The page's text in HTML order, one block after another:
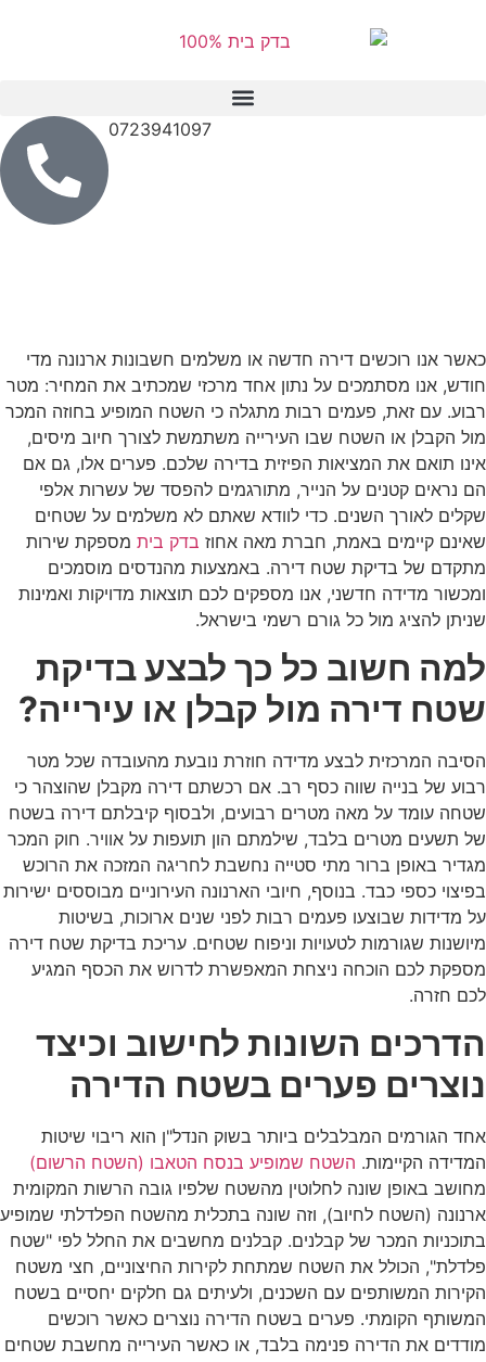
0723941097
כאשר אנו רוכשים דירה חדשה או משלמים חשבונות ארנונה מדי
חודש, אנו מסתמכים על נתון אחד מרכזי שמכתיב את המחיר: מטר
רבוע. עם זאת, פעמים רבות מתגלה כי השטח המופיע בחוזה המכר
מול הקבלן או השטח שבו העירייה משתמשת לצורך חיוב מיסים,
אינו תואם את המציאות הפיזית בדירה שלכם. פערים אלו, גם אם
הם נראים קטנים על הנייר, מתורגמים להפסד של עשרות אלפי
שקלים לאורך השנים. כדי לוודא שאתם לא משלמים על שטחים
שאינם קיימים באמת, חברת מאה אחוז בדק בית מספקת שירות
מתקדם של בדיקת שטח דירה. באמצעות מהנדסים מוסמכים
ומכשור מדידה חדשני, אנו מספקים לכם תוצאות מדויקות ואמינות
שניתן להציג מול כל גורם רשמי בישראל.
למה חשוב כל כך לבצע בדיקת
שטח דירה מול קבלן או עירייה?
הסיבה המרכזית לבצע מדידה חוזרת נובעת מהעובדה שכל מטר
רבוע של בנייה שווה כסף רב. אם רכשתם דירה מקבלן שהוצהר כי
שטחה עומד על מאה מטרים רבועים, ולבסוף קיבלתם דירה בשטח
של תשעים מטרים בלבד, שילמתם הון תועפות על אוויר. חוק המכר
מגדיר באופן ברור מתי סטייה נחשבת לחריגה המזכה את הרוכש
בפיצוי כספי כבד. בנוסף, חיובי הארנונה העירוניים מבוססים ישירות
על מדידות שבוצעו פעמים רבות לפני שנים ארוכות, בשיטות
מיושנות שגורמות לטעויות וניפוח שטחים. עריכת בדיקת שטח דירה
מספקת לכם הוכחה ניצחת המאפשרת לדרוש את הכסף המגיע
לכם חזרה.
הדרכים השונות לחישוב וכיצד
נוצרים פערים בשטח הדירה
אחד הגורמים המבלבלים ביותר בשוק הנדל"ן הוא ריבוי שיטות
המדידה הקיימות. השטח שמופיע בנסח הטאבו (השטח הרשום)
מחושב באופן שונה לחלוטין מהשטח שלפיו גובה הרשות המקומית
ארנונה (השטח לחיוב), וזה שונה בתכלית מהשטח הפלדלתי שמופיע
בתוכניות המכר של קבלנים. קבלנים מחשבים את החלל לפי "שטח
פלדלת", הכולל את השטח שמתחת לקירות החיצוניים, חצי משטח
הקירות המשותפים עם השכנים, ולעיתים גם חלקים יחסיים בשטח
המשותף הקומתי. פערים בשטח הדירה נוצרים כאשר רוכשים
מודדים את הדירה פנימה בלבד, או כאשר העירייה מחשבת שטחים